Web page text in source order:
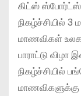
கிட்ஸ் ஸ்போர்ட்ஸ்
நிகழ்ச்சியில் 3
மாணவிகள்
பாராட்டு விழா
நிகழ்ச்சியில்